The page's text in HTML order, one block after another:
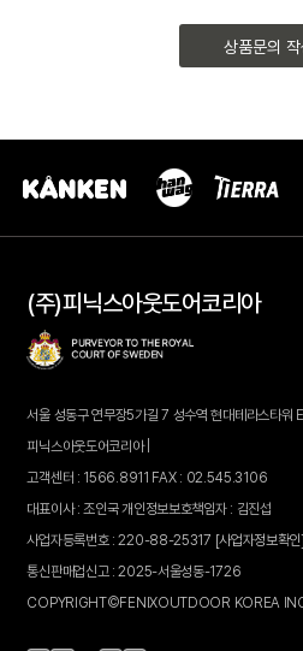
상품문의 작
(주)피닉스아웃도어코리아
서울 성동구 연무장5가길 7 성수역 현대테라스타
피닉스아웃도어코리아 |
고객센터 : 1566.8911 FAX : 02.545.3106
대표이사 : 조인국 개인정보보호책임자 : 김진섭
사업자등록번호 : 220-88-25317 [사업자정보확인]
통신판매업신고 : 2025-서울성동-1726
COPYRIGHT©FENIXOUTDOOR KOREA